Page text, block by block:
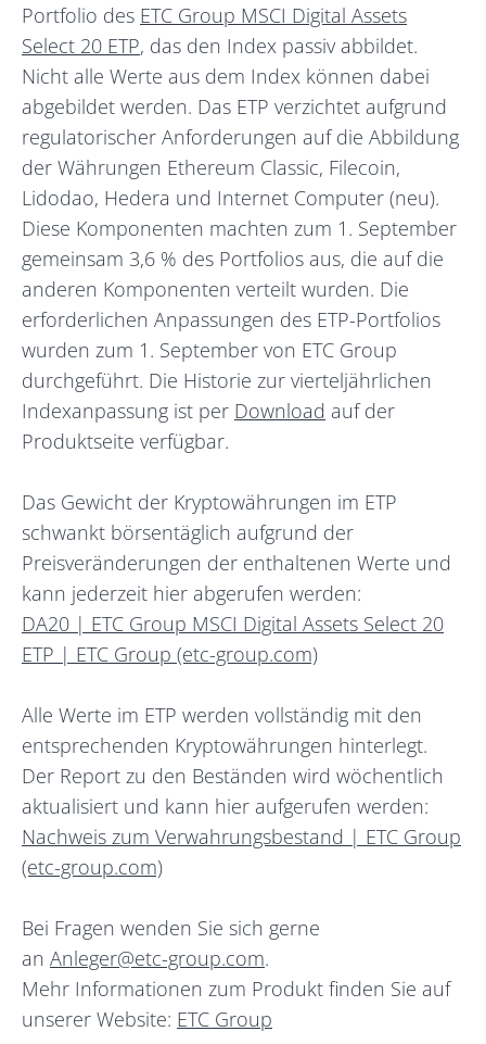
Portfolio des ETC Group MSCI Digital Assets
Select 20 ETP, das den Index passiv abbildet.
Nicht alle Werte aus dem Index können dabei
abgebildet werden. Das ETP verzichtet aufgrund
regulatorischer Anforderungen auf die Abbildung
der Währungen Ethereum Classic, Filecoin,
Lidodao, Hedera und Internet Computer (neu).
Diese Komponenten machten zum 1. September
gemeinsam 3,6 % des Portfolios aus, die auf die
anderen Komponenten verteilt wurden. Die
erforderlichen Anpassungen des ETP-Portfolios
wurden zum 1. September von ETC Group
durchgeführt. Die Historie zur vierteljährlichen
Indexanpassung ist per Download auf der
Produktseite verfügbar.
Das Gewicht der Kryptowährungen im ETP
schwankt börsentäglich aufgrund der
Preisveränderungen der enthaltenen Werte und
kann jederzeit hier abgerufen werden:
DA20 | ETC Group MSCI Digital Assets Select 20
ETP | ETC Group (etc-group.com)
Alle Werte im ETP werden vollständig mit den
entsprechenden Kryptowährungen hinterlegt.
Der Report zu den Beständen wird wöchentlich
aktualisiert und kann hier aufgerufen werden:
Nachweis zum Verwahrungsbestand | ETC Group
(etc-group.com)
Bei Fragen wenden Sie sich gerne
an Anleger@etc-group.com.
Mehr Informationen zum Produkt finden Sie auf
unserer Website: ETC Group